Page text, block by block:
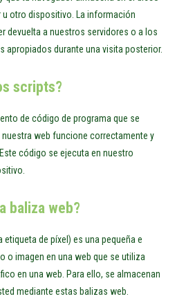
u otro dispositivo. La información
devuelta a nuestros servidores o a los
apropiados durante una visita posterior.
scripts?
de código de programa que se
web funcione correctamente y
código se ejecuta en nuestro
baliza web?
etiqueta de píxel) es una pequeña e
o imagen en una web que se utiliza
en una web. Para ello, se almacenan
mediante estas balizas web.